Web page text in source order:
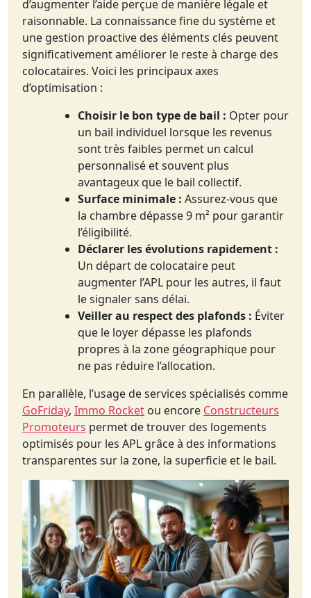
d’augmenter l’aide perçue de manière légale et
raisonnable. La connaissance fine du système et
une gestion proactive des éléments clés peuvent
significativement améliorer le reste à charge des
colocataires. Voici les principaux axes
d’optimisation :
Choisir le bon type de bail : Opter pour
un bail individuel lorsque les revenus
sont très faibles permet un calcul
personnalisé et souvent plus
avantageux que le bail collectif.
Surface minimale : Assurez-vous que
la chambre dépasse 9 m² pour garantir
l’éligibilité.
Déclarer les évolutions rapidement :
Un départ de colocataire peut
augmenter l’APL pour les autres, il faut
le signaler sans délai.
Veiller au respect des plafonds : Éviter
que le loyer dépasse les plafonds
propres à la zone géographique pour
ne pas réduire l’allocation.
En parallèle, l’usage de services spécialisés comme
GoFriday, Immo Rocket ou encore Constructeurs
Promoteurs permet de trouver des logements
optimisés pour les APL grâce à des informations
transparentes sur la zone, la superficie et le bail.